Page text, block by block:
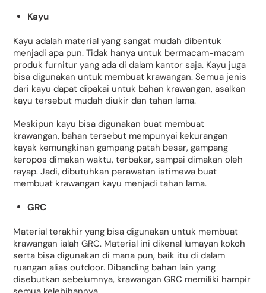
Kayu
Kayu adalah material yang sangat mudah dibentuk
menjadi apa pun. Tidak hanya untuk bermacam-macam
produk furnitur yang ada di dalam kantor saja. Kayu juga
bisa digunakan untuk membuat krawangan. Semua jenis
dari kayu dapat dipakai untuk bahan krawangan, asalkan
kayu tersebut mudah diukir dan tahan lama.
Meskipun kayu bisa digunakan buat membuat
krawangan, bahan tersebut mempunyai kekurangan
kayak kemungkinan gampang patah besar, gampang
keropos dimakan waktu, terbakar, sampai dimakan oleh
rayap. Jadi, dibutuhkan perawatan istimewa buat
membuat krawangan kayu menjadi tahan lama.
GRC
Material terakhir yang bisa digunakan untuk membuat
krawangan ialah GRC. Material ini dikenal lumayan kokoh
serta bisa digunakan di mana pun, baik itu di dalam
ruangan alias outdoor. Dibanding bahan lain yang
disebutkan sebelumnya, krawangan GRC memiliki hampir